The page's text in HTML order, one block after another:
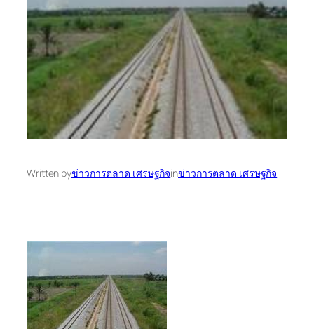
Written byข่าวการตลาด เศรษฐกิจinข่าวการตลาด เศรษฐกิจ